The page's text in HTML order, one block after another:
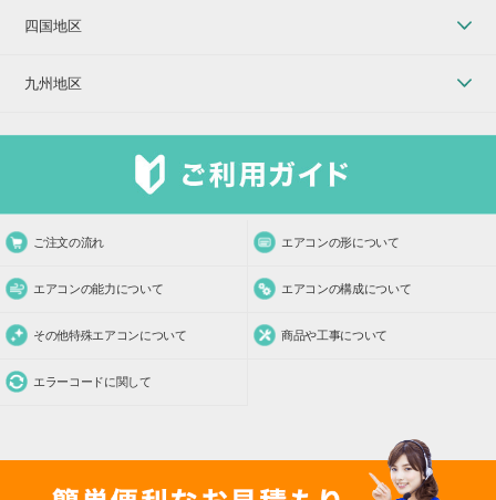
四国地区
九州地区
ご注文の流れ エアコンの形について
エアコンの能力について エアコンの構成について
その他特殊エアコンについて 商品や工事について
エラーコードに関して